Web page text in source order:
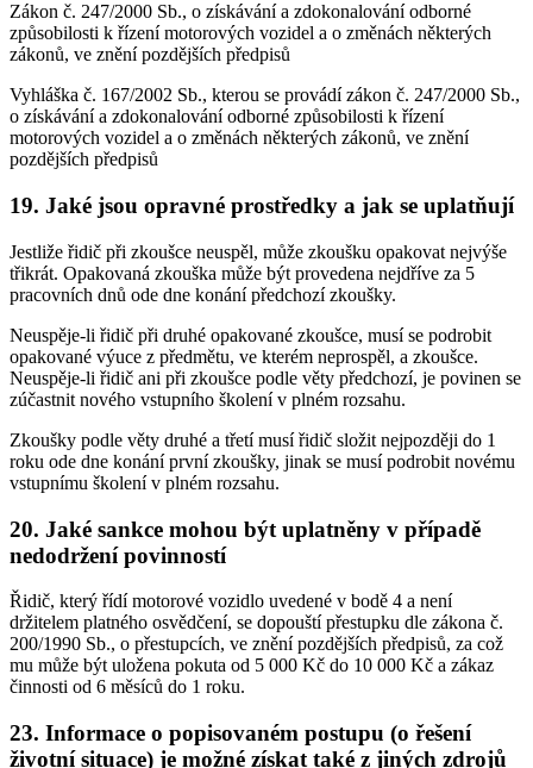
Zákon č. 247/2000 Sb., o získávání a zdokonalování odborné
způsobilosti k řízení motorových vozidel a o změnách některých
zákonů, ve znění pozdějších předpisů
Vyhláška č. 167/2002 Sb., kterou se provádí zákon č. 247/2000 Sb.,
o získávání a zdokonalování odborné způsobilosti k řízení
motorových vozidel a o změnách některých zákonů, ve znění
pozdějších předpisů
19. Jaké jsou opravné prostředky a jak se uplatňují
Jestliže řidič při zkoušce neuspěl, může zkoušku opakovat nejvýše
třikrát. Opakovaná zkouška může být provedena nejdříve za 5
pracovních dnů ode dne konání předchozí zkoušky.
Neuspěje-li řidič při druhé opakované zkoušce, musí se podrobit
opakované výuce z předmětu, ve kterém neprospěl, a zkoušce.
Neuspěje-li řidič ani při zkoušce podle věty předchozí, je povinen se
zúčastnit nového vstupního školení v plném rozsahu.
Zkoušky podle věty druhé a třetí musí řidič složit nejpozději do 1
roku ode dne konání první zkoušky, jinak se musí podrobit novému
vstupnímu školení v plném rozsahu.
20. Jaké sankce mohou být uplatněny v případě
nedodržení povinností
Řidič, který řídí motorové vozidlo uvedené v bodě 4 a není
držitelem platného osvědčení, se dopouští přestupku dle zákona č.
200/1990 Sb., o přestupcích, ve znění pozdějších předpisů, za což
mu může být uložena pokuta od 5 000 Kč do 10 000 Kč a zákaz
činnosti od 6 měsíců do 1 roku.
23. Informace o popisovaném postupu (o řešení
životní situace) je možné získat také z jiných zdrojů